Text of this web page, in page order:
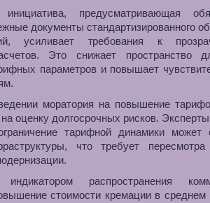
инициатива, предусматривающая
документы стандартизированного
усиливает требования к
Это снижает пространство
параметров и повышает
моратория на повышение
на оценку долгосрочных рисков.
тарифной динамики может
что требует пересмотра
индикатором распространения
стоимости кремации в